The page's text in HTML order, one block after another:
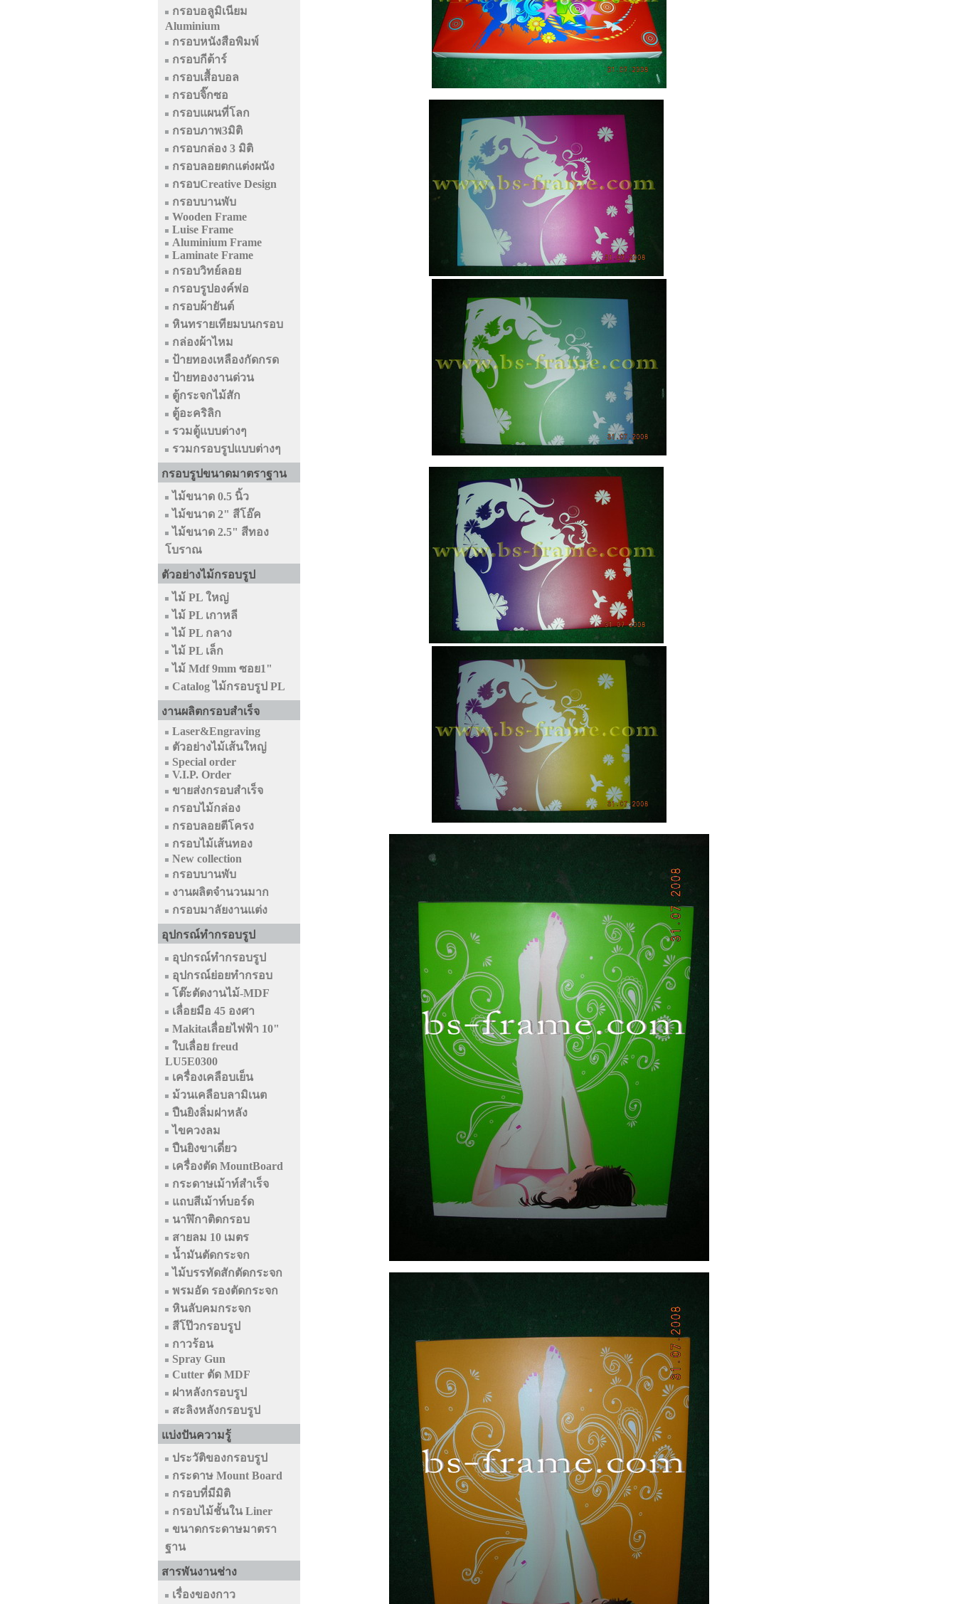
กรอบอลูมิเนียม
Aluminium
กรอบหนังสือพิมพ์
กรอบกีต้าร์
กรอบเสื้อบอล
กรอบจิ๊กซอ
กรอบแผนที่โลก
กรอบภาพ3มิติ
กรอบกล่อง 3 มิติ
กรอบลอยตกแต่งผนัง
กรอบCreative Design
กรอบบานพับ
Wooden Frame
Luise Frame
Aluminium Frame
Laminate Frame
กรอบวิทย์ลอย
กรอบรูปองค์พ่อ
กรอบผ้ายันต์
หินทรายเทียมบนกรอบ
กล่องผ้าไหม
ป้ายทองเหลืองกัดกรด
ป้ายทองงานด่วน
ตู้กระจกไม้สัก
ตู้อะคริลิก
รวมตู้แบบต่างๆ
รวมกรอบรูปแบบต่างๆ
กรอบรูปขนาดมาตราฐาน
ไม้ขนาด 0.5 นิ้ว
ไม้ขนาด 2" สีโอ๊ค
ไม้ขนาด 2.5" สีทอง
โบราณ
ตัวอย่างไม้กรอบรูป
ไม้ PL ใหญ่
ไม้ PL เกาหลี
ไม้ PL กลาง
ไม้ PL เล็ก
ไม้ Mdf 9mm ซอย1"
Catalog ไม้กรอบรูป PL
งานผลิตกรอบสำเร็จ
Laser&Engraving
ตัวอย่างไม้เส้นใหญ่
Special order
V.I.P. Order
ขายส่งกรอบสำเร็จ
กรอบไม้กล่อง
กรอบลอยตีโครง
กรอบไม้เส้นทอง
New collection
กรอบบานพับ
งานผลิตจำนวนมาก
กรอบมาลัยงานแต่ง
อุปกรณ์ทำกรอบรูป
อุปกรณ์ทำกรอบรูป
อุปกรณ์ย่อยทำกรอบ
โต๊ะตัดงานไม้-MDF
เลื่อยมือ 45 องศา
Makitaเลื่อยไฟฟ้า 10"
ใบเลื่อย freud
LU5E0300
เครื่องเคลือบเย็น
ม้วนเคลือบลามิเนต
ปืนยิงลิ่มฝาหลัง
ไขควงลม
ปืนยิงขาเดี่ยว
เครื่องตัด MountBoard
กระดาษเม้าท์สำเร็จ
แถบสีเม้าท์บอร์ด
นาฬิกาติดกรอบ
สายลม 10 เมตร
น้ำมันตัดกระจก
ไม้บรรทัดสักตัดกระจก
พรมอัด รองตัดกระจก
หินลับคมกระจก
สีโป๊วกรอบรูป
กาวร้อน
Spray Gun
Cutter ตัด MDF
ฝาหลังกรอบรูป
สะลิงหลังกรอบรูป
แบ่งปันความรู้
ประวัติของกรอบรูป
กระดาษ Mount Board
กรอบที่มีมิติ
กรอบไม้ชั้นใน Liner
ขนาดกระดาษมาตรา
ฐาน
สารพันงานช่าง
เรื่องของกาว